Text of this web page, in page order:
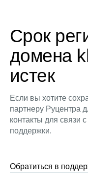
Срок
домена
истек
Если вы хотите
партнеру Руцентра
контакты для связи
поддержки.
Обратиться в